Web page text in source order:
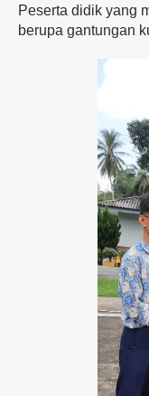
Peserta didik yang
berupa gantungan